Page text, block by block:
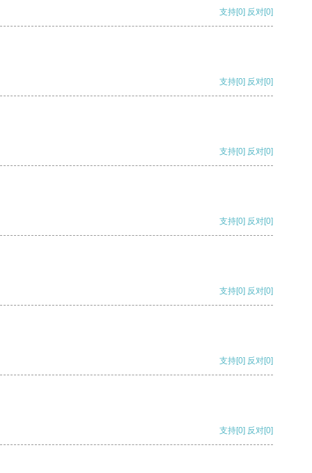
支持[0] 反对[0]
支持[0] 反对[0]
支持[0] 反对[0]
支持[0] 反对[0]
支持[0] 反对[0]
支持[0] 反对[0]
支持[0] 反对[0]